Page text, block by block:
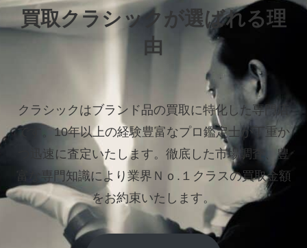
買取クラシックが選ばれる理
由
クラシックはブランド品の買取に特化した専門店
です。10年以上の経験豊富なプロ鑑定士が丁重か
つ迅速に査定いたします。 徹底した市場調査、豊
富な専門知識により業界Ｎｏ.１クラスの買取金額
をお約束いたします。